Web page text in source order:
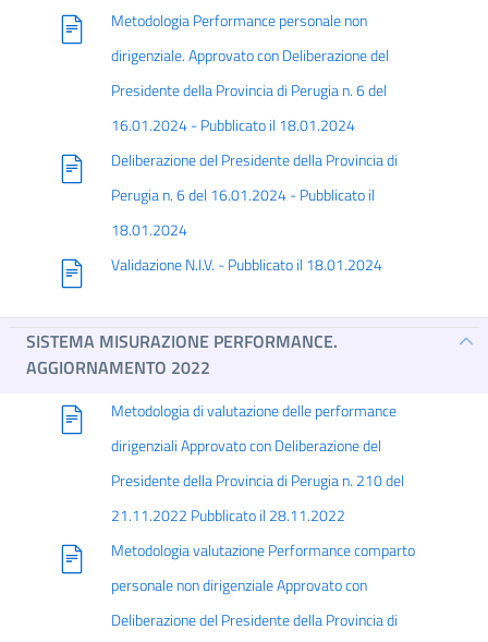
Metodologia Performance personale non
dirigenziale. Approvato con Deliberazione del
Presidente della Provincia di Perugia n. 6 del
16.01.2024 - Pubblicato il 18.01.2024
Deliberazione del Presidente della Provincia di
Perugia n. 6 del 16.01.2024 - Pubblicato il
18.01.2024
Validazione N.I.V. - Pubblicato il 18.01.2024
SISTEMA MISURAZIONE PERFORMANCE.
AGGIORNAMENTO 2022
Metodologia di valutazione delle performance
dirigenziali Approvato con Deliberazione del
Presidente della Provincia di Perugia n. 210 del
21.11.2022 Pubblicato il 28.11.2022
Metodologia valutazione Performance comparto
personale non dirigenziale Approvato con
Deliberazione del Presidente della Provincia di